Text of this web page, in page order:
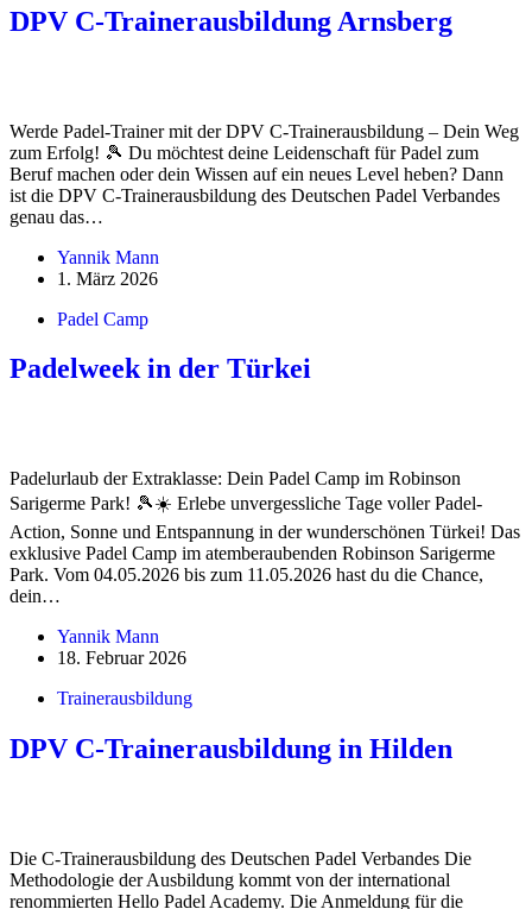
DPV C-Trainerausbildung Arnsberg
Werde Padel-Trainer mit der DPV C-Trainerausbildung – Dein Weg
zum Erfolg! 🎾 Du möchtest deine Leidenschaft für Padel zum
Beruf machen oder dein Wissen auf ein neues Level heben? Dann
ist die DPV C-Trainerausbildung des Deutschen Padel Verbandes
genau das…
Yannik Mann
1. März 2026
Padel Camp
Padelweek in der Türkei
Padelurlaub der Extraklasse: Dein Padel Camp im Robinson
Sarigerme Park! 🎾☀️ Erlebe unvergessliche Tage voller Padel-
Action, Sonne und Entspannung in der wunderschönen Türkei! Das
exklusive Padel Camp im atemberaubenden Robinson Sarigerme
Park. Vom 04.05.2026 bis zum 11.05.2026 hast du die Chance,
dein…
Yannik Mann
18. Februar 2026
Trainerausbildung
DPV C-Trainerausbildung in Hilden
Die C-Trainerausbildung des Deutschen Padel Verbandes Die
Methodologie der Ausbildung kommt von der international
renommierten Hello Padel Academy. Die Anmeldung für die